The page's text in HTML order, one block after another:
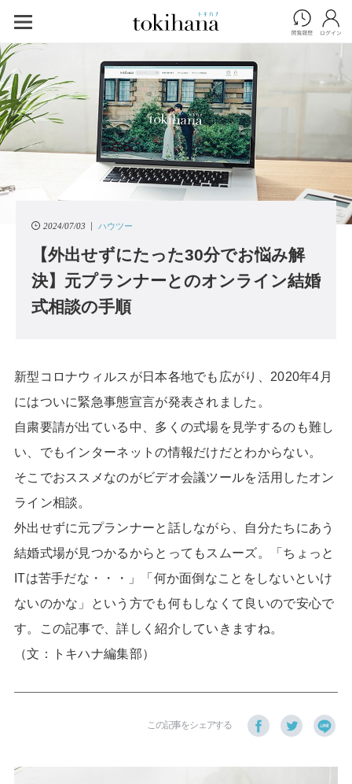
2024/07/03 ハウツー
【外出せずにたった30分でお悩み解
決】元プランナーとのオンライン結婚
式相談の手順
新型コロナウィルスが日本各地でも広がり、2020年4月
にはついに緊急事態宣言が発表されました。
自粛要請が出ている中、多くの式場を見学するのも難し
い、でもインターネットの情報だけだとわからない。
そこでおススメなのがビデオ会議ツールを活用したオン
ライン相談。
外出せずに元プランナーと話しながら、自分たちにあう
結婚式場が見つかるからとってもスムーズ。「ちょっと
ITは苦手だな・・・」「何か面倒なことをしないといけ
ないのかな」という方でも何もしなくて良いので安心で
す。この記事で、詳しく紹介していきますね。
（文：トキハナ編集部）
この記事をシェアする